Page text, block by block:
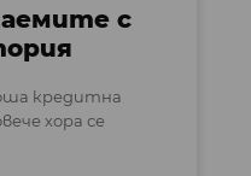
с
кредитна
хора се